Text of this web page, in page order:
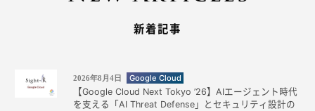
新着記事
2026年8月4日 Google Cloud
【Google Cloud Next Tokyo ’26】AIエージェント時代
を支える「AI Threat Defense」とセキュリティ設計の